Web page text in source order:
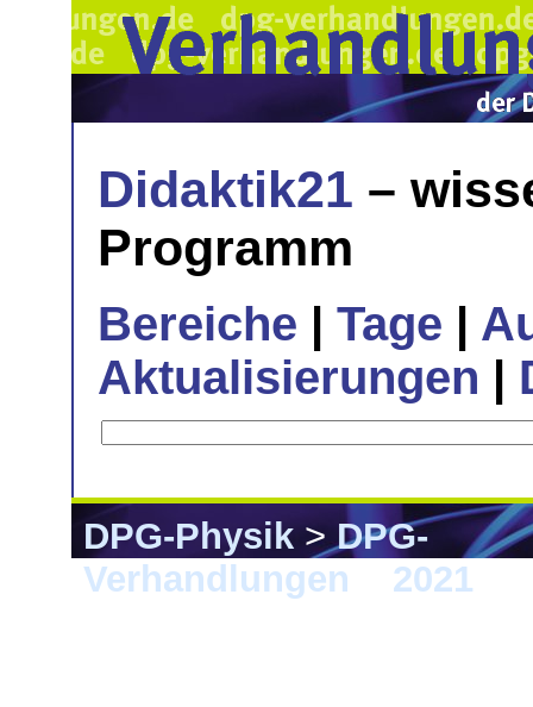
Didaktik21 –
Programm
Bereiche Tage
Aktualisierungen
DPG-Physik>DPG-
Verhandlungen
2021